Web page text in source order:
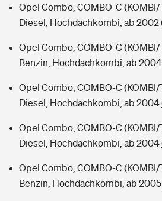
Typklassen: So ist Ihr Auto eingestuft
Sie haben Fragen?
Opel Combo, COMBO-C (KOMBI/
Diesel, Hochdachkombi, ab 2002
Opel Combo, COMBO-C (KOMBI/
Benzin, Hochdachkombi, ab 2004
Opel Combo, COMBO-C (KOMBI/
Diesel, Hochdachkombi, ab 2004
Opel Combo, COMBO-C (KOMBI/
Diesel, Hochdachkombi, ab 2004
Opel Combo, COMBO-C (KOMBI/
Benzin, Hochdachkombi, ab 2005